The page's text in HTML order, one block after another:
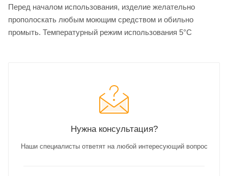
Перед началом использования, изделие желательно
прополоскать любым моющим средством и обильно
промыть. Температурный режим использования 5°C
Нужна консультация?
Наши специалисты ответят на любой интересующий вопрос